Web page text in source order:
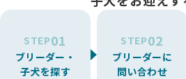
STEP01
ブリーダー・
子犬を探す
STEP02
ブリーダーに
問い合わせ